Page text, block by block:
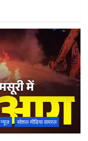
न्यूज़ सोशल मीडिया वायरल